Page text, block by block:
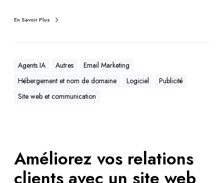
En Savoir Plus
Agents IA Autres
Email Marketing
Hébergement et nom de domaine
Logiciel
Publicité
Site web et communication
Améliorez vos relations